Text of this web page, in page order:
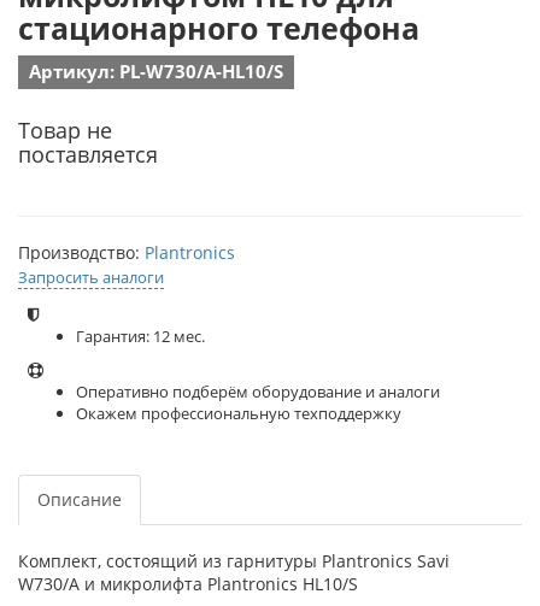
стационарного телефона
Артикул: PL-W730/A-HL10/S
Товар не
поставляется
Производство: Plantronics
Запросить аналоги
Гарантия: 12 мес.
Оперативно подберём оборудование и аналоги
Окажем профессиональную техподдержку
Описание
Комплект, состоящий из гарнитуры Plantronics Savi
W730/A и микролифта Plantronics HL10/S